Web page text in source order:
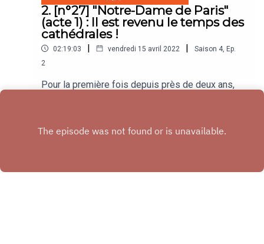
2. [n°27] "Notre-Dame de Paris"
(acte 1) : Il est revenu le temps des
cathédrales !
02:19:03 | vendredi 15 avril 2022 | Saison 4, Ep.
2
Pour la première fois depuis près de deux ans,
Luc Plamondon et Richard Cocciante créé en
versions, nous avons décortiqué ce monument de